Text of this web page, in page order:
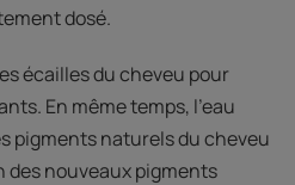
dosé.
écailles du cheveu pour
En même temps, l’eau
pigments naturels du cheveu
nouveaux pigments